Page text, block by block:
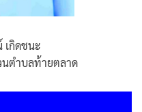
กิดชนะ
นตำบลท้ายตลาด